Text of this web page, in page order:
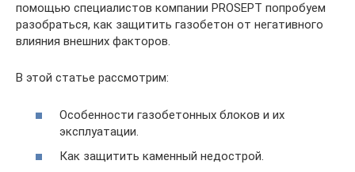
помощью специалистов компании PROSEPT попробуем
разобраться, как защитить газобетон от негативного
влияния внешних факторов.
В этой статье рассмотрим:
Особенности газобетонных блоков и их
эксплуатации.
Как защитить каменный недострой.